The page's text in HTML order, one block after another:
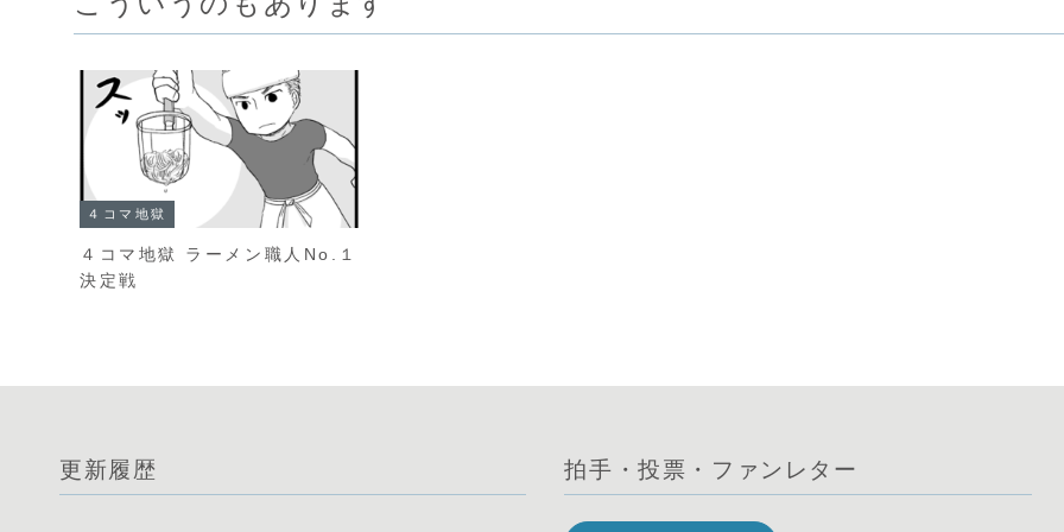
４コマ地獄
４コマ地獄 ラーメン職人No.１
決定戦
更新履歴 拍手・投票・ファンレター